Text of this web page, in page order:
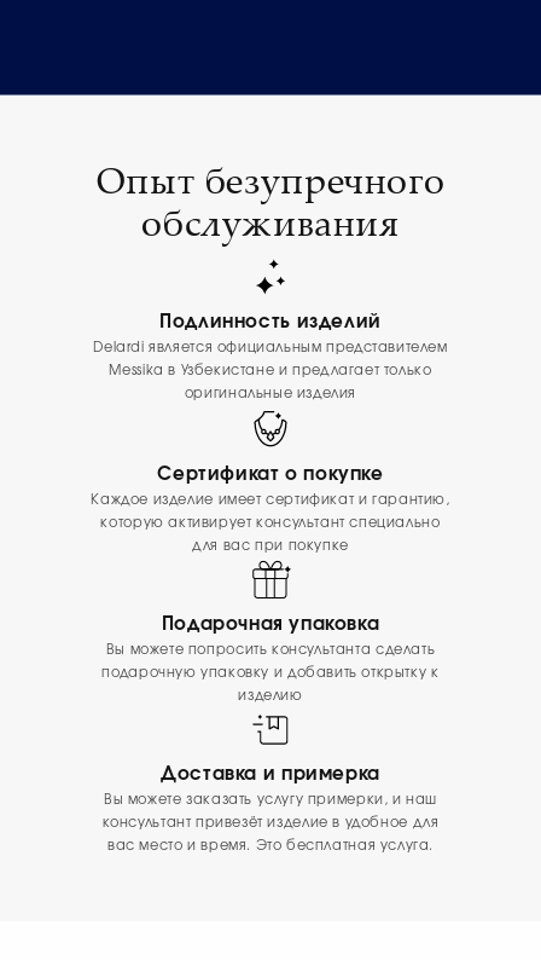
Опыт безупречного
обслуживания
Подлинность изделий
Delardi является официальным представителем
Messika в Узбекистане и предлагает только
оригинальные изделия
Сертификат о покупке
Каждое изделие имеет сертификат и гарантию,
которую активирует консультант специально
для вас при покупке
Подарочная упаковка
Вы можете попросить консультанта сделать
подарочную упаковку и добавить открытку к
изделию
Доставка и примерка
Вы можете заказать услугу примерки, и наш
консультант привезёт изделие в удобное для
вас место и время. Это бесплатная услуга.